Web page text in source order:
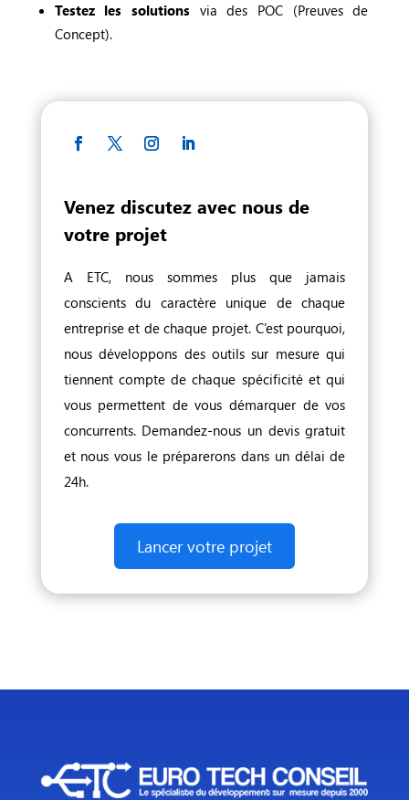
Testez les solutions via des POC (Preuves de
Concept).
Venez discutez avec nous de
votre projet
A ETC, nous sommes plus que jamais
conscients du caractère unique de chaque
entreprise et de chaque projet. C’est pourquoi,
nous développons des outils sur mesure qui
tiennent compte de chaque spécificité et qui
vous permettent de vous démarquer de vos
concurrents. Demandez-nous un devis gratuit
et nous vous le préparerons dans un délai de
24h.
Lancer votre projet